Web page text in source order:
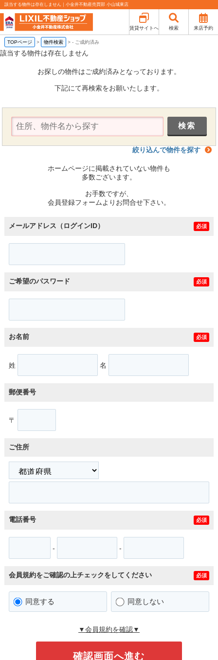
該当する物件は存在しません｜小金井不動産売買部 小山城東店
賃貸サイトへ 検索 来店予約
TOPページ > 物件検索 >- ご成約済み
該当する物件は存在しません
お探しの物件はご成約済みとなっております。
下記にて再検索をお願いたします。
絞り込んで物件を探す
ホームページに掲載されていない物件も
多数ございます。
お手数ですが、
会員登録フォームよりお問合せ下さい。
メールアドレス（ログインID） 必須
ご希望のパスワード 必須
お名前 必須
姓 名
郵便番号
〒
ご住所
電話番号 必須
- -
会員規約をご確認の上チェックをしてください 必須
同意する 同意しない
▼会員規約を確認▼